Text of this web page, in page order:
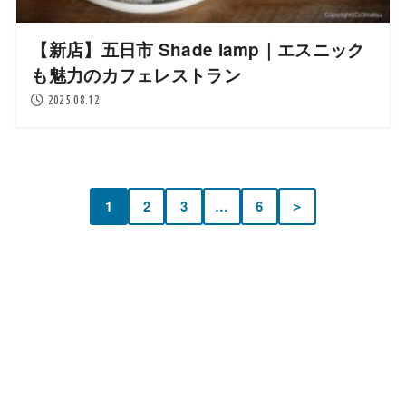
【新店】五日市 Shade lamp｜エスニック
も魅力のカフェレストラン
2025.08.12
1 2 3 … 6 ＞